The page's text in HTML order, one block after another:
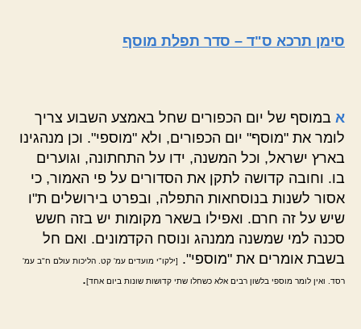
סימן תרכא ס"ד – סדר תפלת מוסף
א במוסף של יום הכפורים שחל באמצע השבוע צריך
לומר את "מוסף" יום הכפורים, ולא "מוספי". וכן מנהגינו
בארץ ישראל, וכל המשנה, ידו על התחתונה, וגוערים
בו. וחובה קדושה לתקן את הסדורים על פי האמור, כי
אסור לשנות בנוסחאות התפלה, ובפרט בירושלים ת"ו
שיש על זה חרם. ואפילו בשאר מקומות יש בזה חשש
סכנה למי שמשנה ממנהג ונוסח הקדמונים. ואם חל
בשבת אומרים את "מוספי".
[ילקו"י מועדים עמ' קט. הליכות עולם ח"ב עמ'
רסד. ואין לומר מוספי בלשון רבים אלא כשחלו שתי קדושות שונות ביום אחד].